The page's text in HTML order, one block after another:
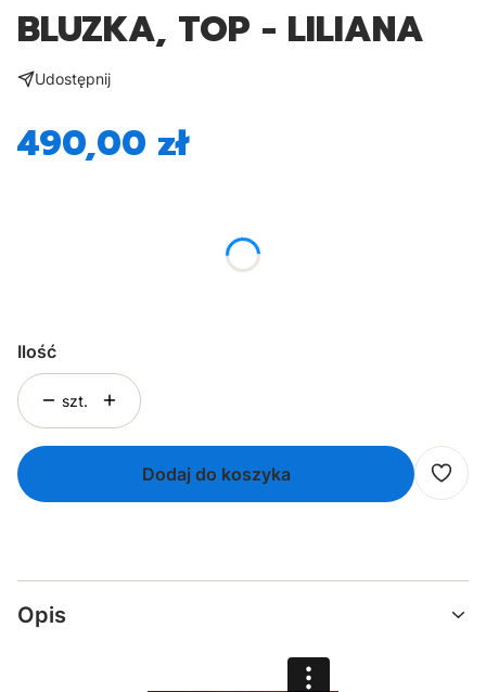
BLUZKA, TOP - LILIANA
Udostępnij
Cena
490,00 zł
Ilość
szt.
Dodaj do koszyka
Opis